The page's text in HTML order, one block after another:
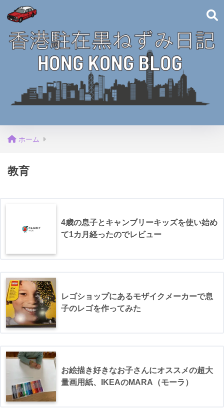
ホーム
教育
4歳の息子とキャンブリーキッズを使い始め
て1カ月経ったのでレビュー
レゴショップにあるモザイクメーカーで息
子のレゴを作ってみた
お絵描き好きなお子さんにオススメの超大
量画用紙、IKEAのMARA（モーラ）